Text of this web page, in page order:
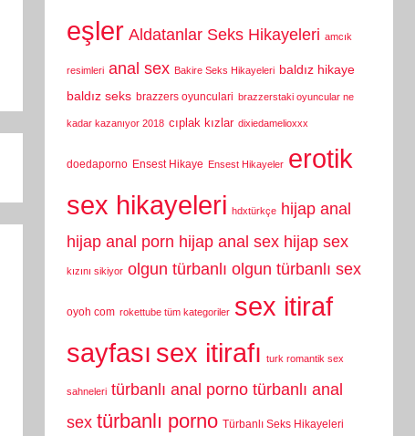
eşler Aldatanlar Seks Hikayeleri amcık
resimleri anal sex Bakire Seks Hikayeleri baldız hikaye
baldız seks brazzers oyunculari brazzerstaki oyuncular ne
kadar kazanıyor 2018 cıplak kızlar dixiedamelioxxx
doedaporno Ensest Hikaye Ensest Hikayeler erotik
sex hikayeleri hdxtürkçe hijap anal
hijap anal porn hijap anal sex hijap sex
kızını sikiyor olgun türbanlı olgun türbanlı sex
oyoh com rokettube tüm kategoriler sex itiraf
sayfası sex itirafı turk romantik sex
sahneleri türbanlı anal porno türbanlı anal
sex türbanlı porno Türbanlı Seks Hikayeleri